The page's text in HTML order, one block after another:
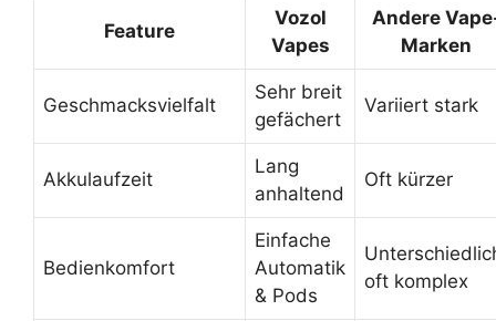
Feature
Vozol
Vapes
Andere
Marken
Geschmacksvielfalt
Sehr breit
gefächert
Variiert stark
Akkulaufzeit
Lang
anhaltend
Oft kürzer
Bedienkomfort
Einfache
Automatik
& Pods
oft komplex